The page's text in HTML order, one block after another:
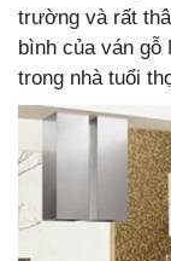
trường và rất
bình của ván
trong nhà tuổi